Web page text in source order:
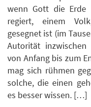
wenn Gott die Erde
regiert, einem
gesegnet ist (im
Autorität
von Anfang bis zum
mag sich rühmen
solche, die einen
es besser wissen. […]